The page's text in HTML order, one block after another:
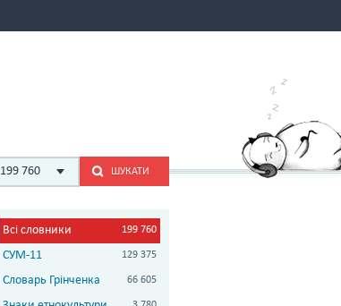
199 760 ШУКАТИ
Всі словники 199 760
СУМ-11 129 375
Словарь Грінченка 66 605